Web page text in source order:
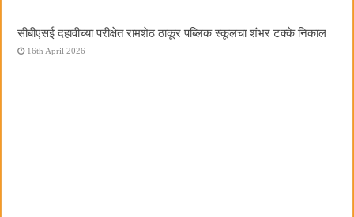
सीबीएसई दहावीच्या परीक्षेत रामशेठ ठाकूर पब्लिक स्कूलचा शंभर टक्के निकाल
16th April 2026